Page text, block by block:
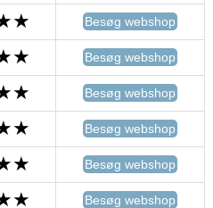
Besøg webshop
Besøg webshop
Besøg webshop
Besøg webshop
Besøg webshop
Besøg webshop